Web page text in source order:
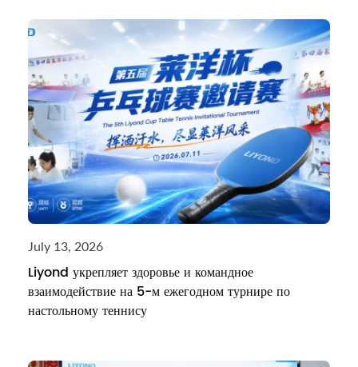
July 13, 2026
Liyond укрепляет здоровье и командное
взаимодействие на 5-м ежегодном турнире по
настольному теннису